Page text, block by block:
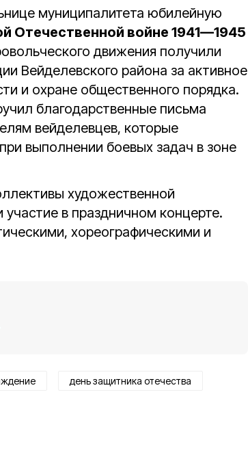
муниципалитета юбилейную
Отечественной войне 1941—1945
движения получили
Вейделевского района за активное
и охране общественного порядка.
благодарственные письма
вейделевцев, которые
выполнении боевых задач в зоне
художественной
в праздничном концерте.
хореографическими и
день защитника отечества